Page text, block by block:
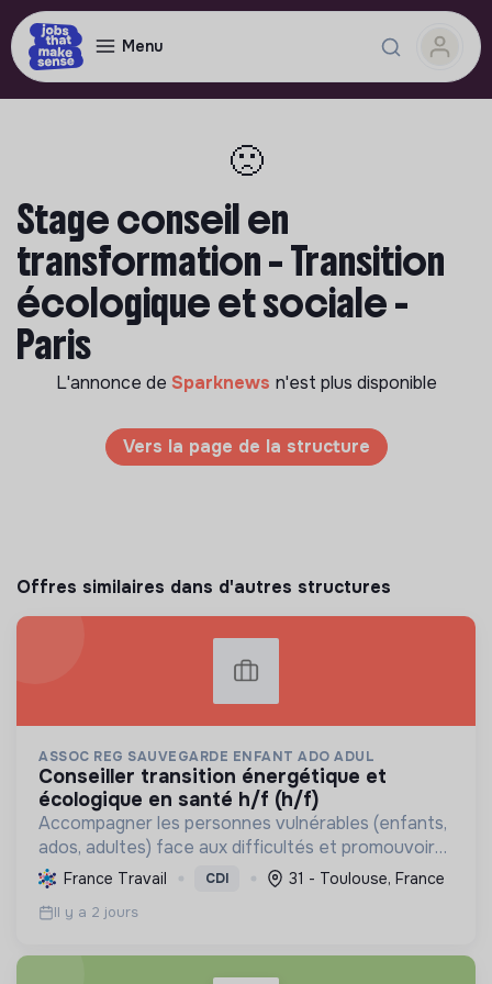
Menu
🙁
Stage conseil en
transformation – Transition
écologique et sociale -
Paris
L'annonce de Sparknews n'est plus disponible
Vers la page de la structure
Offres similaires dans d'autres structures
ASSOC REG SAUVEGARDE ENFANT ADO ADUL
conseiller transition énergétique et
écologique en santé h/f (h/f)
Accompagner les personnes vulnérables (enfants,
ados, adultes) face aux difficultés et promouvoir
des pratiques écologiques durables dans ses
structures.
France Travail CDI 31 - Toulouse, France
Il y a 2 jours